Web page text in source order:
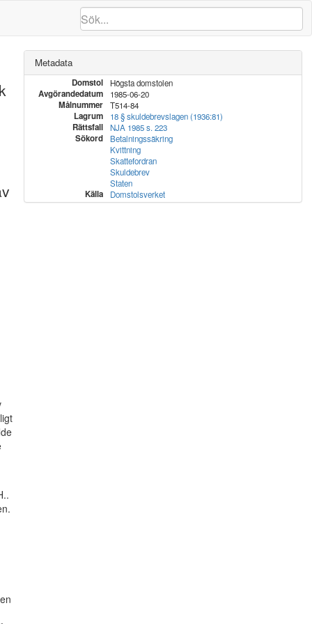
Metadata
Domstol Högsta domstolen
Avgörandedatum 1985-06-20
Målnummer T514-84
Lagrum 18 § skuldebrevslagen (1936:81)
Rättsfall NJA 1985 s. 223
Sökord
Betalningssäkring
Kvittning
Skattefordran
Skuldebrev
Staten
Källa Domstolsverket